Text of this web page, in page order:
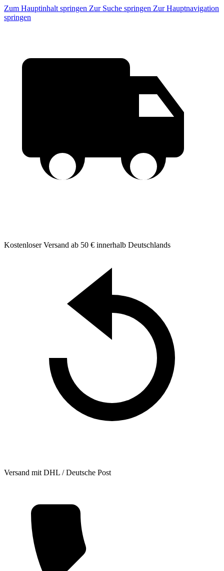
Zum Hauptinhalt springen Zur Suche springen Zur Hauptnavigation
springen
Kostenloser Versand ab 50 € innerhalb Deutschlands
Versand mit DHL / Deutsche Post